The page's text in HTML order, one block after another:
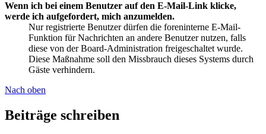
Wenn ich bei einem Benutzer auf den E-Mail-Link klicke,
werde ich aufgefordert, mich anzumelden.
Nur registrierte Benutzer dürfen die foreninterne E-Mail-
Funktion für Nachrichten an andere Benutzer nutzen, falls
diese von der Board-Administration freigeschaltet wurde.
Diese Maßnahme soll den Missbrauch dieses Systems durch
Gäste verhindern.
Nach oben
Beiträge schreiben